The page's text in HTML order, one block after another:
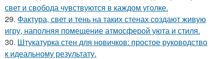
свет и свобода чувствуются в каждом уголке.
29. Фактура, свет и тень на таких стенах создают живую
игру, наполняя помещение атмосферой уюта и стиля.
30. Штукатурка стен для новичков: простое руководство
к идеальному результату.